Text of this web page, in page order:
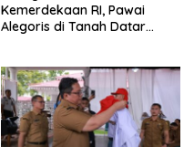
Kemerdekaan RI, Pawai
Alegoris di Tanah Datar